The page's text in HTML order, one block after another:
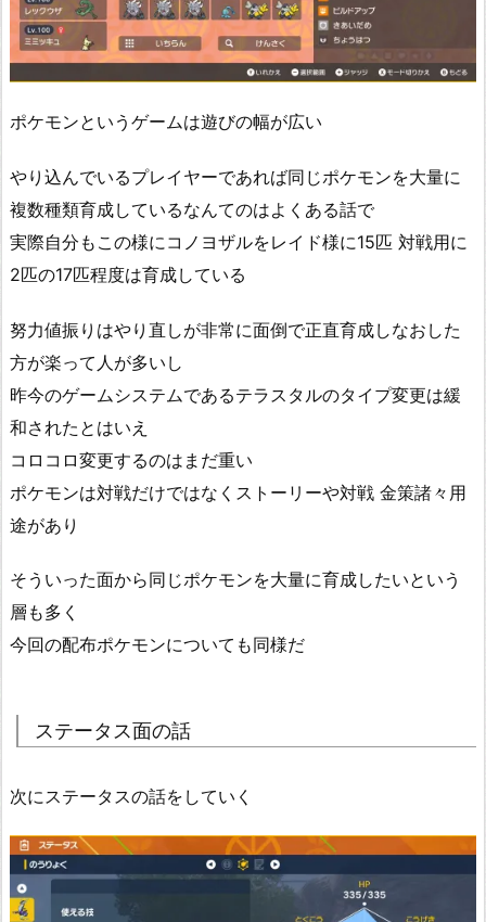
ポケモンというゲームは遊びの幅が広い
やり込んでいるプレイヤーであれば同じポケモンを大量に
複数種類育成しているなんてのはよくある話で
実際自分もこの様にコノヨザルをレイド様に15匹 対戦用に
2匹の17匹程度は育成している
努力値振りはやり直しが非常に面倒で正直育成しなおした
方が楽って人が多いし
昨今のゲームシステムであるテラスタルのタイプ変更は緩
和されたとはいえ
コロコロ変更するのはまだ重い
ポケモンは対戦だけではなくストーリーや対戦 金策諸々用
途があり
そういった面から同じポケモンを大量に育成したいという
層も多く
今回の配布ポケモンについても同様だ
ステータス面の話
次にステータスの話をしていく